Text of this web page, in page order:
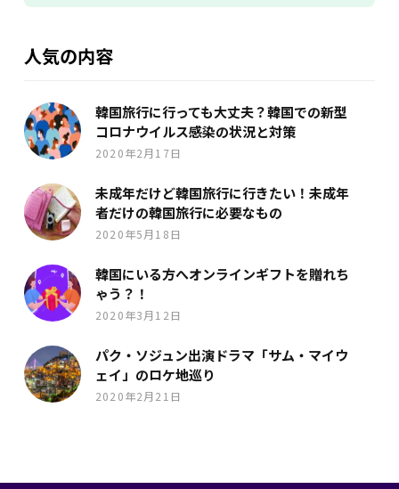
人気の内容
韓国旅行に行っても大丈夫？韓国での新型
コロナウイルス感染の状況と対策
2020年2月17日
未成年だけど韓国旅行に行きたい！未成年
者だけの韓国旅行に必要なもの
2020年5月18日
韓国にいる方へオンラインギフトを贈れち
ゃう？！
2020年3月12日
パク・ソジュン出演ドラマ「サム・マイウ
ェイ」のロケ地巡り
2020年2月21日